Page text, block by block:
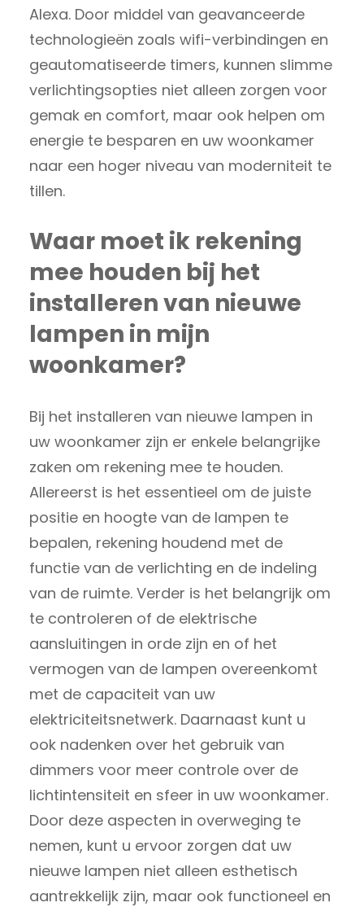
Alexa. Door middel van geavanceerde
technologieën zoals wifi-verbindingen en
geautomatiseerde timers, kunnen slimme
verlichtingsopties niet alleen zorgen voor
gemak en comfort, maar ook helpen om
energie te besparen en uw woonkamer
naar een hoger niveau van moderniteit te
tillen.
Waar moet ik rekening
mee houden bij het
installeren van nieuwe
lampen in mijn
woonkamer?
Bij het installeren van nieuwe lampen in
uw woonkamer zijn er enkele belangrijke
zaken om rekening mee te houden.
Allereerst is het essentieel om de juiste
positie en hoogte van de lampen te
bepalen, rekening houdend met de
functie van de verlichting en de indeling
van de ruimte. Verder is het belangrijk om
te controleren of de elektrische
aansluitingen in orde zijn en of het
vermogen van de lampen overeenkomt
met de capaciteit van uw
elektriciteitsnetwerk. Daarnaast kunt u
ook nadenken over het gebruik van
dimmers voor meer controle over de
lichtintensiteit en sfeer in uw woonkamer.
Door deze aspecten in overweging te
nemen, kunt u ervoor zorgen dat uw
nieuwe lampen niet alleen esthetisch
aantrekkelijk zijn, maar ook functioneel en